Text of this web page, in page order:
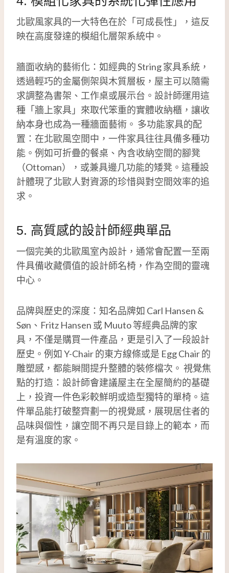
北歐風家具的一大特色在於「可成長性」，這反
映在高度發達的模組化層架系統中。
牆面收納的藝術化：如經典的 String 家具系統，
透過輕巧的金屬側架與木質層板，屋主可以隨需
求調整為書架、工作桌或展示台。設計師運用這
種「牆上家具」來取代笨重的實體收納櫃，讓收
納本身也成為一種牆面藝術。 多功能家具的配
置：在北歐風空間中，一件家具往往具備多種功
能。例如可折疊的餐桌、內含收納空間的腳凳
（Ottoman），或兼具邊几功能的矮凳。這種設
計體現了北歐人對資源的珍惜與對空間效率的追
求。
5. 高質感的設計師經典單品
一個完美的北歐風室內設計，通常會配置一至兩
件具備收藏價值的設計師名椅，作為空間的靈魂
中心。
品牌與歷史的深度：知名品牌如 Carl Hansen &
Søn、Fritz Hansen 或 Muuto 等經典品牌的家
具，不僅是購買一件產品，更是引入了一段設計
歷史。例如 Y-Chair 的東方線條或是 Egg Chair 的
雕塑感，都能瞬間提升整體的裝修檔次。 視覺焦
點的打造：設計師會建議屋主在全屋簡約的基礎
上，投資一件色彩較鮮明或造型獨特的單椅。這
件單品能打破整齊劃一的視覺感，展現居住者的
品味與個性，讓空間不再只是目錄上的範本，而
是有溫度的家。